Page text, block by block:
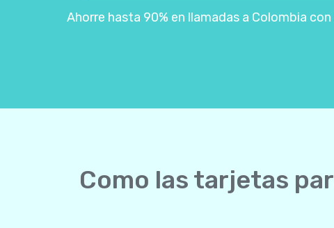
Ahorre hasta 90% en llamadas a Colombia
Como las tarjetas